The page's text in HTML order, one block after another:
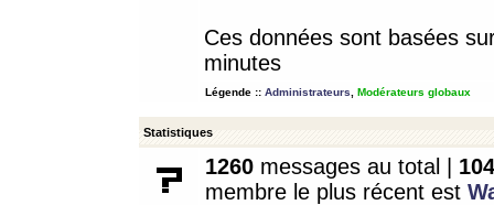
Ces données sont basées
minutes
Légende :: Administrateurs Modérateurs globaux
Statistiques
1260 messages au total | 104
membre le plus récent est